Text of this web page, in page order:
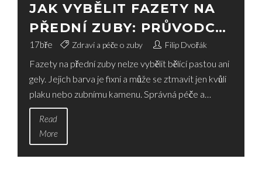
JAK VYBĚLIT FAZETY NA
PŘEDNÍ ZUBY: PRŮVODCE
BEZPEČNÝMI METODAMI
17bře Zdraví a péče o zuby Filip Dvořák
Fazety na přední zuby nelze vybělit bělící pastou ani
gely. Jejich barva je fixní a může se ztmavit jen kvůli
plaku nebo zubnímu kamenu. Správná péče a
pravidelné čištění u hygienistu jsou klíčem k
dlouhodobé estetice.
Read
More